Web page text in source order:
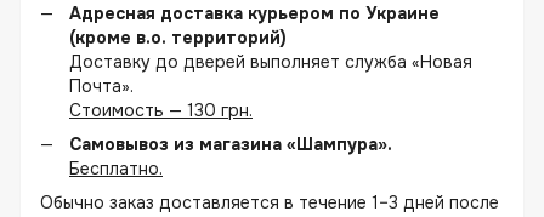
Адресная доставка курьером по Украине
(кроме в.о. территорий)
Доставку до дверей выполняет служба «Новая
Почта».
Стоимость — 130 грн.
Самовывоз из магазина «Шампура».
Бесплатно.
Обычно заказ доставляется в течение 1–3 дней после